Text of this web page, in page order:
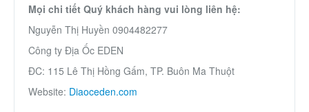
Mọi chi tiết Quý khách hàng vui lòng liên hệ:
Nguyễn Thị Huyền 0904482277
Công ty Địa Ốc EDEN
ĐC: 115 Lê Thị Hồng Gấm, TP. Buôn Ma Thuột
Website: Diaoceden.com